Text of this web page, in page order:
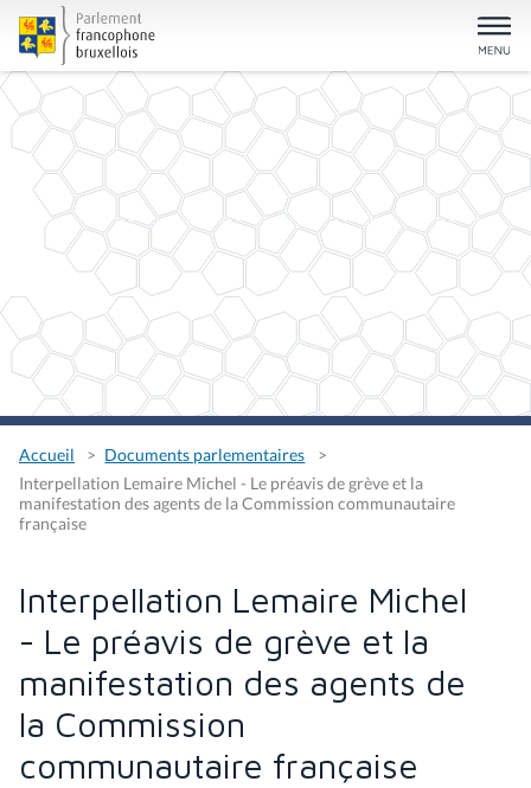
Accueil
Documents parlementaires
Interpellation Lemaire Michel - Le préavis de grève et la
manifestation des agents de la Commission communautaire
française
Interpellation Lemaire Michel
- Le préavis de grève et la
manifestation des agents de
la Commission
communautaire française